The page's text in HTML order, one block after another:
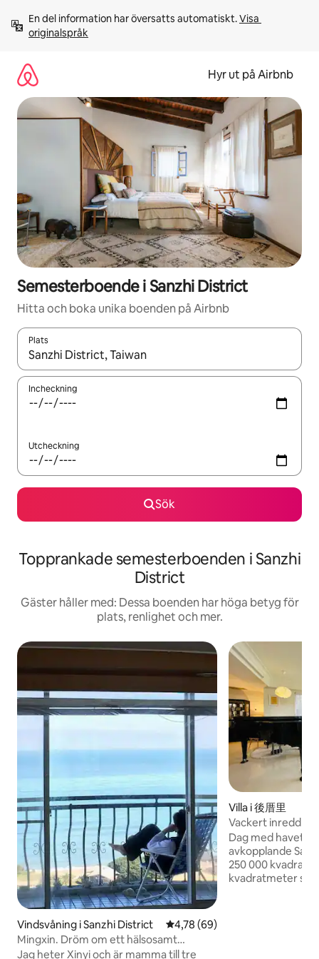
innehåll
En del information har översatts automatiskt. Visa
originalspråk
Hyr ut på Airbnb
Semesterboende i Sanzhi District
Hitta och boka unika boenden på Airbnb
Plats
När resultaten är tillgängliga kan du navigera med upp- och
Incheckning
Utcheckning
Sök
Topprankade semesterboenden i Sanzhi
District
Gäster håller med: Dessa boenden har höga betyg för
plats, renlighet och mer.
Vindsvåning i Sanzhi District 4,78 av 5 i genomsnittligt
4,78 (69)
Mingxin. Dröm om ett hälsosamt
livsutrymme - 180 graders solnedgång
Jag heter Xinyi och är mamma till tre
Villa i 後厝里
Vackert inredd
och utsikt över
solnedgången på
(korttidsuthyrning
Dag med havet...
avkopplande Samhället täcker mer än
250 000
kvadratmeter